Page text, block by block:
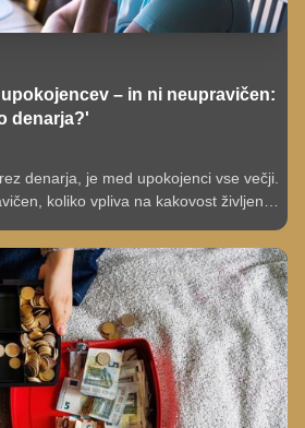
– in ni neupravičen:
denarja?'
denarja, je med upokojenci vse večji.
koliko vpliva na kakovost življenja